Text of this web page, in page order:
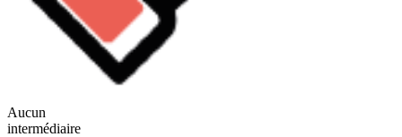
Aucun
intermédiaire